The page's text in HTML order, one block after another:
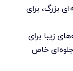
بزرگ، برای
زیبا برای
جلوه‌ای خاص